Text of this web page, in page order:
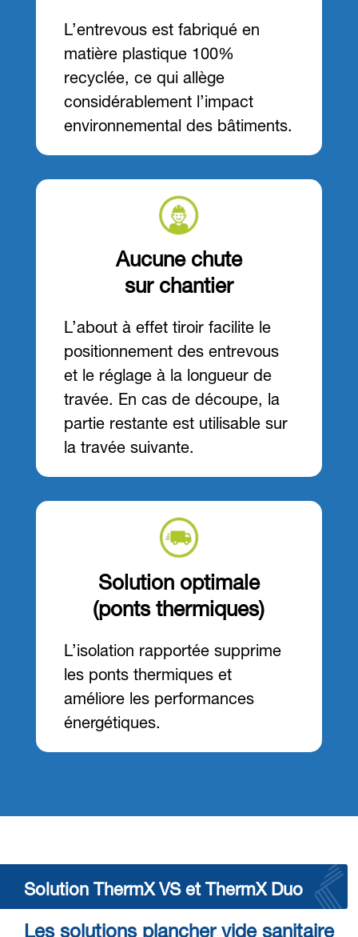
L’entrevous est fabriqué en
matière plastique 100%
recyclée, ce qui allège
considérablement l’impact
environnemental des bâtiments.
Aucune chute
sur chantier
L’about à effet tiroir facilite le
positionnement des entrevous
et le réglage à la longueur de
travée. En cas de découpe, la
partie restante est utilisable sur
la travée suivante.
Solution optimale
(ponts thermiques)
L’isolation rapportée supprime
les ponts thermiques et
améliore les performances
énergétiques.
Solution ThermX VS et ThermX Duo
Les solutions plancher vide sanitaire